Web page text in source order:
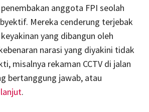
anggota FPI seolah
Mereka cenderung terjebak
yang dibangun oleh
narasi yang diyakini tidak
misalnya rekaman CCTV di jalan
bertanggung jawab, atau
.